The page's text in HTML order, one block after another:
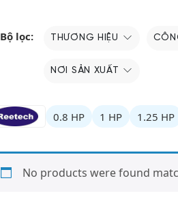
Bộ lọc: THƯƠNG HIỆU
NƠI SẢN XUẤT
0.8 HP 1 HP 1.25 HP
No products were found